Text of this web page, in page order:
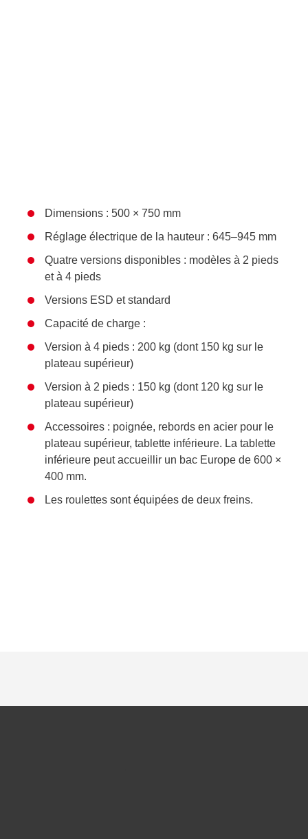
Dimensions : 500 × 750 mm
Réglage électrique de la hauteur : 645–945 mm
Quatre versions disponibles : modèles à 2 pieds
et à 4 pieds
Versions ESD et standard
Capacité de charge :
Version à 4 pieds : 200 kg (dont 150 kg sur le
plateau supérieur)
Version à 2 pieds : 150 kg (dont 120 kg sur le
plateau supérieur)
Accessoires : poignée, rebords en acier pour le
plateau supérieur, tablette inférieure. La tablette
inférieure peut accueillir un bac Europe de 600 ×
400 mm.
Les roulettes sont équipées de deux freins.